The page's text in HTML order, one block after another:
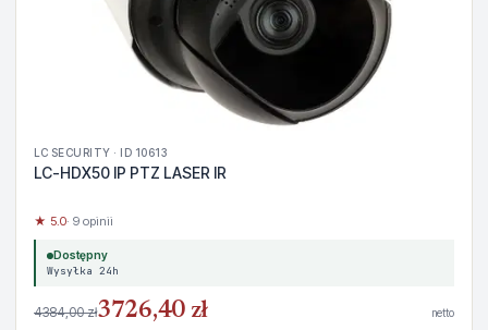
LC SECURITY · ID 10613
LC-HDX50 IP PTZ LASER IR
★ 5.0· 9 opinii
Dostępny
Wysyłka 24h
4384,00 zł3726,40 zł netto